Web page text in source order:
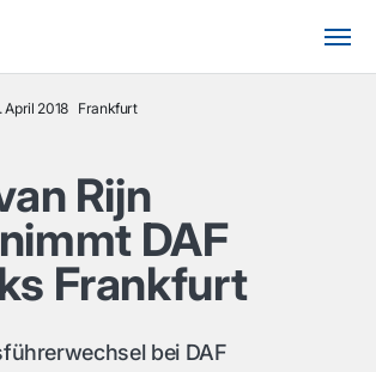
April 2018 Frankfurt
Rijn
DAF
Frankfurt
bei DAF